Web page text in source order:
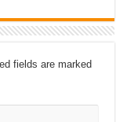
fields are marked